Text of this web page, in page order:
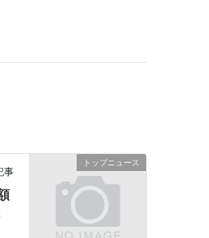
トップニュース
事